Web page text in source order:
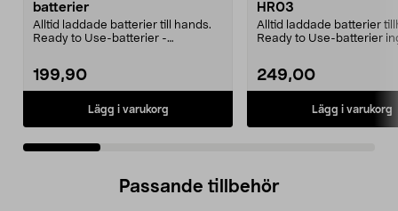
batterier
Alltid laddade batterier till hands.
Ready to Use-batterier -
199,90
Lägg i varukorg
HR03
Alltid laddade batterier
Ready to Use-batterier
249,00
Lägg i varukorg
Passande tillbehör